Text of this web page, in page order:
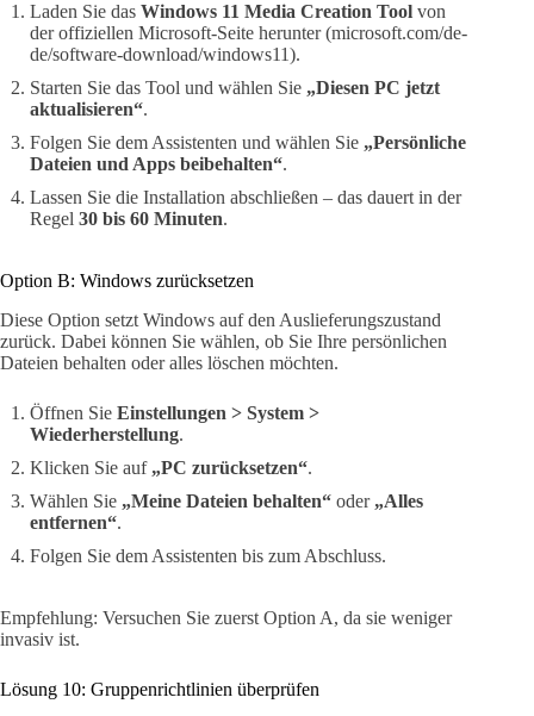
Laden Sie das Windows 11 Media Creation Tool von
der offiziellen Microsoft-Seite herunter (microsoft.com/de-
de/software-download/windows11).
Starten Sie das Tool und wählen Sie „Diesen PC jetzt
aktualisieren“.
Folgen Sie dem Assistenten und wählen Sie „Persönliche
Dateien und Apps beibehalten“.
Lassen Sie die Installation abschließen – das dauert in der
Regel 30 bis 60 Minuten.
Option B: Windows zurücksetzen
Diese Option setzt Windows auf den Auslieferungszustand
zurück. Dabei können Sie wählen, ob Sie Ihre persönlichen
Dateien behalten oder alles löschen möchten.
Öffnen Sie Einstellungen > System >
Wiederherstellung.
Klicken Sie auf „PC zurücksetzen“.
Wählen Sie „Meine Dateien behalten“ oder „Alles
entfernen“.
Folgen Sie dem Assistenten bis zum Abschluss.
Empfehlung: Versuchen Sie zuerst Option A, da sie weniger
invasiv ist.
Lösung 10: Gruppenrichtlinien überprüfen